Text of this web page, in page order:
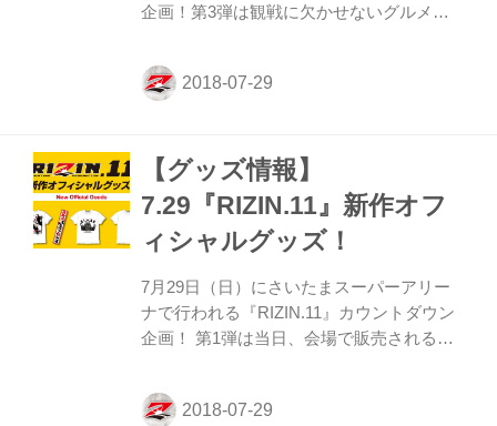
企画！第3弾は観戦に欠かせないグルメ情
場内に設置されます。設置位置は下記の略
図をご参照ください）。 「焼肉 大黒天」
がオススメだ。 さらに本場の味とパフォー
マンスで楽しませてくれるドネルケバブの
「ANADOLU☆KEBAB」、新大久保の新名
物チーズハットグなど旬な韓国料理が食べ
市産の有機麦とろを使用した牛タンとろろ
丼が会場で食べられる「麦とろ人」とお腹
を...
【グッズ情報】
7.29『RIZIN.11』新作オフ
ィシャルグッズ！
7月29日（日）にさいたまスーパーアリー
ナで行われる『RIZIN.11』カウントダウン
企画！ 第1弾は当日、会場で販売される新
大会の注目グッズは大人気不良漫画
「WORST」の主人公・月島花とコラボし